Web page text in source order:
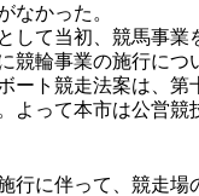
なかった。
て当初、競馬事業
競輪事業の施行につ
ト競走法案は、第
よって本市は公営
に伴って、競走場